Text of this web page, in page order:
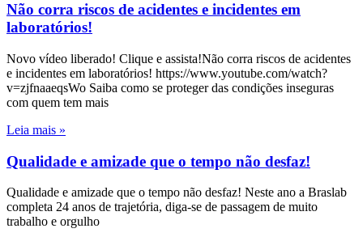
Não corra riscos de acidentes e incidentes em
laboratórios!
Novo vídeo liberado! Clique e assista!Não corra riscos de acidentes
e incidentes em laboratórios! https://www.youtube.com/watch?
v=zjfnaaeqsWo Saiba como se proteger das condições inseguras
com quem tem mais
Leia mais »
Qualidade e amizade que o tempo não desfaz!
Qualidade e amizade que o tempo não desfaz! Neste ano a Braslab
completa 24 anos de trajetória, diga-se de passagem de muito
trabalho e orgulho